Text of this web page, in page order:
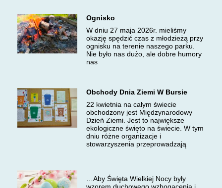
Ognisko
W dniu 27 maja 2026r. mieliśmy
okazję spędzić czas z młodzieżą przy
ognisku na terenie naszego parku.
Nie było nas dużo, ale dobre humory
nas
Obchody Dnia Ziemi W Bursie
22 kwietnia na całym świecie
obchodzony jest Międzynarodowy
Dzień Ziemi. Jest to największe
ekologiczne święto na świecie. W tym
dniu różne organizacje i
stowarzyszenia przeprowadzają
…Aby Święta Wielkiej Nocy były